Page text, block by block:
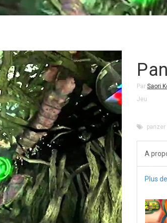
Par Saori
Jeu
A
Plus